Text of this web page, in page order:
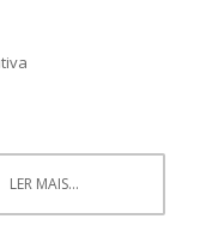
LER MAIS...